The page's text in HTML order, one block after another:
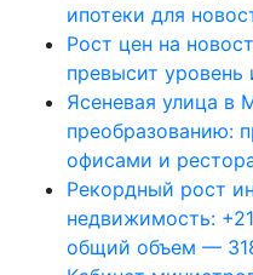
ипотеки для
Рост цен на
превысит уровень
Ясеневая улица в
преобразованию:
офисами и
Рекордный рост
недвижимость:
общий объем —